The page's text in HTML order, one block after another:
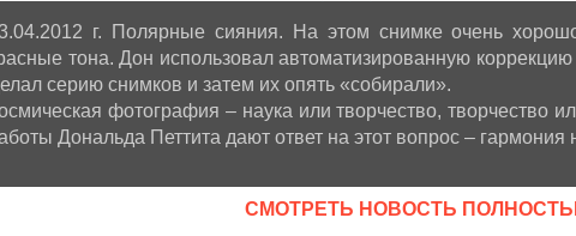
г. Полярные сияния. На этом снимке очень
тона. Дон использовал автоматизированную коррекцию
серию снимков и затем их опять «собирали».
фотография – наука или творчество, творчество
Дональда Петтита дают ответ на этот вопрос – гармония
CМОТРЕТЬ НОВОСТЬ